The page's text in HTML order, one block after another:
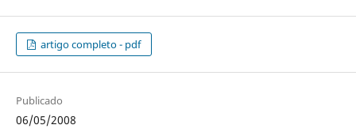
artigo completo - pdf
Publicado
06/05/2008